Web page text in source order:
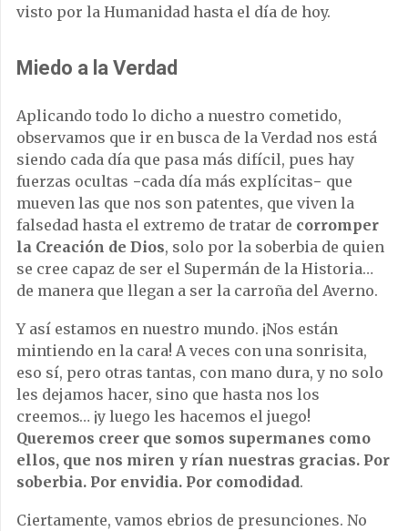
visto por la Humanidad hasta el día de hoy.
Miedo a la Verdad
Aplicando todo lo dicho a nuestro cometido,
observamos que ir en busca de la Verdad nos está
siendo cada día que pasa más difícil, pues hay
fuerzas ocultas −cada día más explícitas− que
mueven las que nos son patentes, que viven la
falsedad hasta el extremo de tratar de corromper
la Creación de Dios, solo por la soberbia de quien
se cree capaz de ser el Supermán de la Historia…
de manera que llegan a ser la carroña del Averno.
Y así estamos en nuestro mundo. ¡Nos están
mintiendo en la cara! A veces con una sonrisita,
eso sí, pero otras tantas, con mano dura, y no solo
les dejamos hacer, sino que hasta nos los
creemos… ¡y luego les hacemos el juego!
Queremos creer que somos supermanes como
ellos, que nos miren y rían nuestras gracias. Por
soberbia. Por envidia. Por comodidad.
Ciertamente, vamos ebrios de presunciones. No